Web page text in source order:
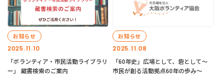
2025.11.10
お知らせ
「ボランティア・市民活動ライブラリ
ー」 蔵書検索のご案内
2025.11.08
お知らせ
「60年史」広場として、砦として～
市民が創る活動拠点60年の歩み～